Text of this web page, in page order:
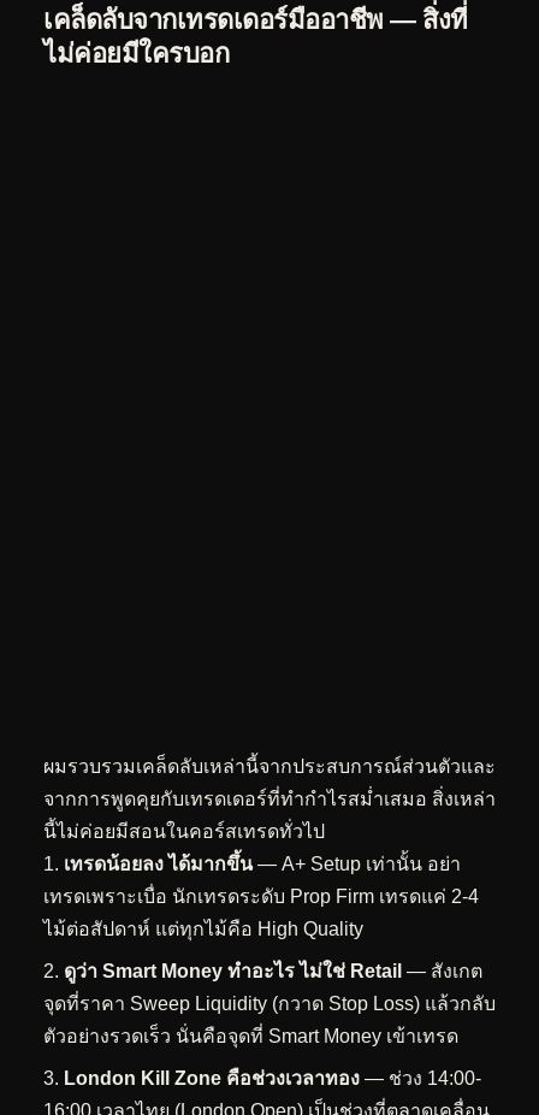
เคล็ดลับจากเทรดเดอร์มืออาชีพ — สิ่งที่
ไม่ค่อยมีใครบอก
ผมรวบรวมเคล็ดลับเหล่านี้จากประสบการณ์ส่วนตัวและ
จากการพูดคุยกับเทรดเดอร์ที่ทำกำไรสม่ำเสมอ สิ่งเหล่า
นี้ไม่ค่อยมีสอนในคอร์สเทรดทั่วไป
เทรดน้อยลง ได้มากขึ้น— A+ Setup เท่านั้น อย่า
เทรดเพราะเบื่อ นักเทรดระดับ Prop Firm เทรดแค่ 2-4
ไม้ต่อสัปดาห์ แต่ทุกไม้คือ High Quality
ดูว่า Smart Money ทำอะไร ไม่ใช่ Retail — สังเกต
จุดที่ราคา Sweep Liquidity (กวาด Stop Loss) แล้วกลับ
ตัวอย่างรวดเร็ว นั่นคือจุดที่ Smart Money เข้าเทรด
London Kill Zone คือช่วงเวลาทอง — ช่วง 14:00-